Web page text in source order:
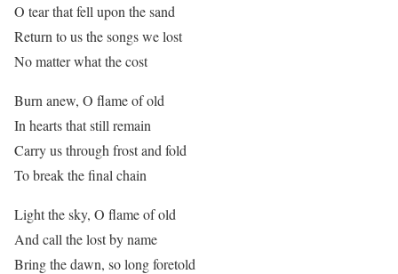
O tear that fell upon the sand
Return to us the songs we lost
No matter what the cost
Burn anew, O flame of old
In hearts that still remain
Carry us through frost and fold
To break the final chain
Light the sky, O flame of old
And call the lost by name
Bring the dawn, so long foretold